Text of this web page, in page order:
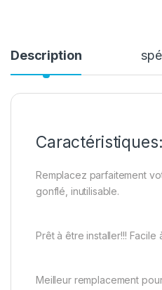
Description
Caractéristiques:
Remplacez parfaitement
gonflé, inutilisable.
Prêt à être installer!!! Facile
Meilleur remplacement